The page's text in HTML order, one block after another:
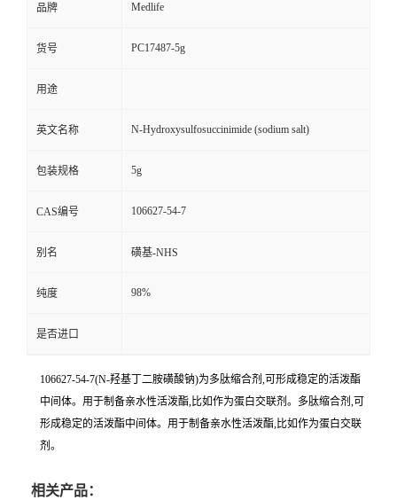
品牌 Medlife
货号 PC17487-5g
用途
英文名称 N-Hydroxysulfosuccinimide (sodium salt)
包装规格 5g
CAS编号 106627-54-7
别名 磺基-NHS
纯度 98%
是否进口
106627-54-7(N-羟基丁二胺磺酸钠)为多肽缩合剂,可形成稳定的活泼酯
中间体。用于制备亲水性活泼酯,比如作为蛋白交联剂。多肽缩合剂,可
形成稳定的活泼酯中间体。用于制备亲水性活泼酯,比如作为蛋白交联
剂。
相关产品：